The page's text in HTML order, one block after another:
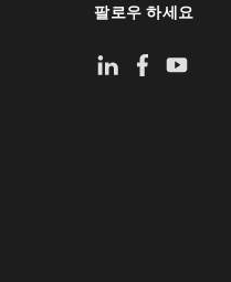
팔로우 하세요